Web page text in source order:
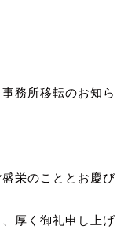
お知ら
のこととお慶び
く御礼申し上げ